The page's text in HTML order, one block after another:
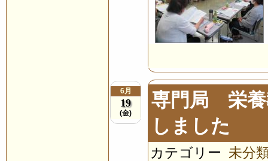
6月
19
(金)
専門局 栄養
しました
カテゴリー 未分